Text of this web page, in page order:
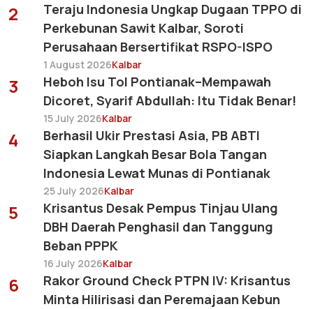
2
Teraju Indonesia Ungkap Dugaan TPPO di
Perkebunan Sawit Kalbar, Soroti
Perusahaan Bersertifikat RSPO-ISPO
1 August 2026Kalbar
3
Heboh Isu Tol Pontianak–Mempawah
Dicoret, Syarif Abdullah: Itu Tidak Benar!
15 July 2026Kalbar
4
Berhasil Ukir Prestasi Asia, PB ABTI
Siapkan Langkah Besar Bola Tangan
Indonesia Lewat Munas di Pontianak
25 July 2026Kalbar
5
Krisantus Desak Pempus Tinjau Ulang
DBH Daerah Penghasil dan Tanggung
Beban PPPK
16 July 2026Kalbar
6
Rakor Ground Check PTPN IV: Krisantus
Minta Hilirisasi dan Peremajaan Kebun